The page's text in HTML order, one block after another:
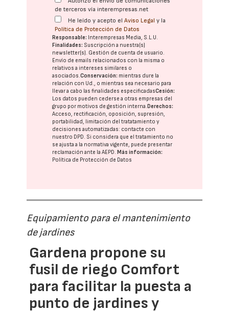
de terceros vía interempresas.net
He leído y acepto elAviso Legal y la
Política de Protección de Datos
Responsable: Interempresas Media, S.L.U.
Finalidades: Suscripción a nuestra(s)
newsletter(s). Gestión de cuenta de usuario.
Envío de emails relacionados con la misma o
relativos a intereses similares o
asociados.Conservación: mientras dure la
relación con Ud., o mientras sea necesario para
llevar a cabo las finalidades especificadasCesión:
Los datos pueden cederse a otras empresas del
grupo por motivos de gestión interna. Derechos:
Acceso, rectificación, oposición, supresión,
portabilidad, limitación del tratatamiento y
decisiones automatizadas: contacte con
nuestro DPD. Si considera que el tratamiento no
se ajusta a la normativa vigente, puede presentar
reclamación ante laAEPD. Más información:
Política de Protección de Datos
Equipamiento para el mantenimiento
de jardines
Gardena propone su
fusil de riego Comfort
para facilitar la puesta a
punto de jardines y